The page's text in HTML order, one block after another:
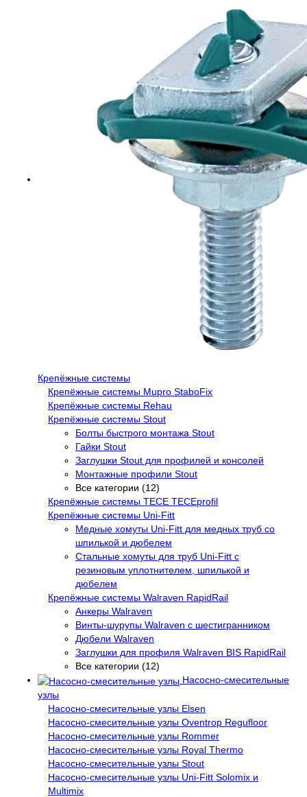
Крепёжные системы
Крепёжные системы Mupro StaboFix
Крепёжные системы Rehau
Крепёжные системы Stout
Болты быстрого монтажа Stout
Гайки Stout
Заглушки Stout для профилей и консолей
Монтажные профили Stout
Все категории (12)
Крепёжные системы TECE TECEprofil
Крепёжные системы Uni-Fitt
Медные хомуты Uni-Fitt для медных труб со
шпилькой и дюбелем
Стальные хомуты для труб Uni-Fitt с
резиновым уплотнителем, шпилькой и
дюбелем
Крепёжные системы Walraven RapidRail
Анкеры Walraven
Винты-шурупы Walraven с шестигранником
Дюбели Walraven
Заглушки для профиля Walraven BIS RapidRail
Все категории (12)
Насосно-смесительные
узлы
Насосно-смесительные узлы Elsen
Насосно-смесительные узлы Oventrop Regufloor
Насосно-смесительные узлы Rommer
Насосно-смесительные узлы Royal Thermo
Насосно-смесительные узлы Stout
Насосно-смесительные узлы Uni-Fitt Solomix и
Multimix